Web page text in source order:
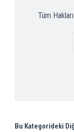
Tüm
Bu Kategorideki